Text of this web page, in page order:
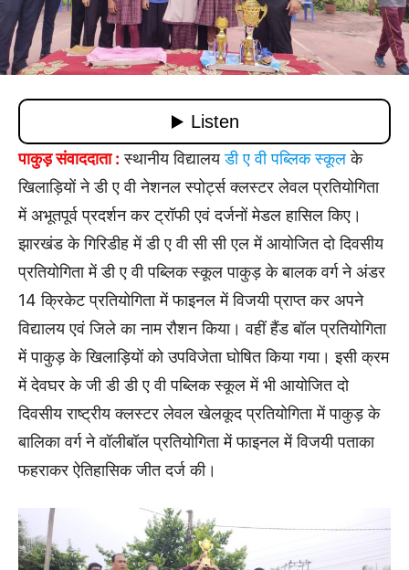
पाकुड़ संवाददाता : स्थानीय विद्यालयडी ए वी पब्लिक स्कूलके
खिलाड़ियों ने डी ए वी नेशनल स्पोर्ट्स क्लस्टर लेवल प्रतियोगिता
में अभूतपूर्व प्रदर्शन कर ट्रॉफी एवं दर्जनों मेडल हासिल किए।
झारखंड के गिरिडीह में डी ए वी सी सी एल में आयोजित दो दिवसीय
प्रतियोगिता में डी ए वी पब्लिक स्कूल पाकुड़ के बालक वर्ग ने अंडर
14 क्रिकेट प्रतियोगिता में फाइनल में विजयी प्राप्त कर अपने
विद्यालय एवं जिले का नाम रौशन किया। वहीं हैंड बॉल प्रतियोगिता
में पाकुड़ के खिलाड़ियों को उपविजेता घोषित किया गया। इसी क्रम
में देवघर के जी डी डी ए वी पब्लिक स्कूल में भी आयोजित दो
दिवसीय राष्ट्रीय क्लस्टर लेवल खेलकूद प्रतियोगिता में पाकुड़ के
बालिका वर्ग ने वॉलीबॉल प्रतियोगिता में फाइनल में विजयी पताका
फहराकर ऐतिहासिक जीत दर्ज की।